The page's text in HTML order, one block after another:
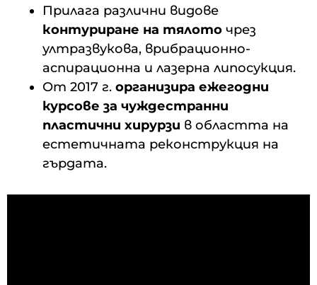
Прилага различни видове
контуриране на тялото чрез
ултразвукова, врибрационно-
аспирационна и лазерна липосукция.
От 2017 г. организира ежегодни
курсове за чуждестранни
пластични хирурзи в областта на
естетичната реконструкция на
гърдата.